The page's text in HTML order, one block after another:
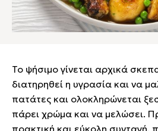
Το ψήσιμο γίνεται αρχικά
διατηρηθεί η υγρασία και να
πατάτες και ολοκληρώνεται
πάρει χρώμα και να μελώσει.
πρακτική και εύκολη συνταγή,